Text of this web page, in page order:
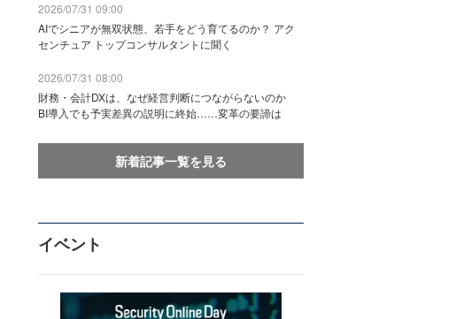
2026/07/31 09:00
AIでシニアが無双状態、若手をどう育てるのか？ アク
センチュア トップコンサルタントに聞く
2026/07/31 08:00
財務・会計DXは、なぜ経営判断につながらないのか
BI導入でも予実差異の説明に終始……変革の要諦は
新着記事一覧を見る
イベント